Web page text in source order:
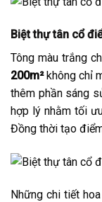
Biệt thự tân cổ
Tông màu trắng
200m²không chỉ
thêm phần sáng
hợp lý nhằm tối
Đồng thời tạo
Những chi tiết